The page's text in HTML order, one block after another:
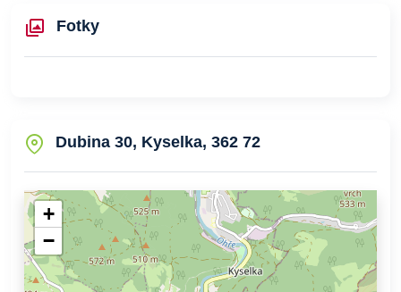
Fotky
Dubina 30, Kyselka, 362 72
+
−